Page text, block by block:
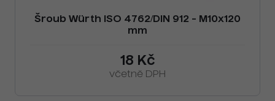
Šroub Würth ISO 4762/DIN 912 - M10x120
mm
18 Kč
včetně DPH